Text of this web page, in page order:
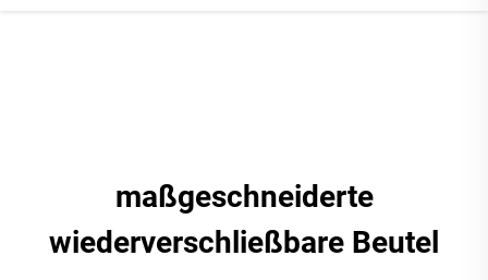
maßgeschneiderte
wiederverschließbare Beutel